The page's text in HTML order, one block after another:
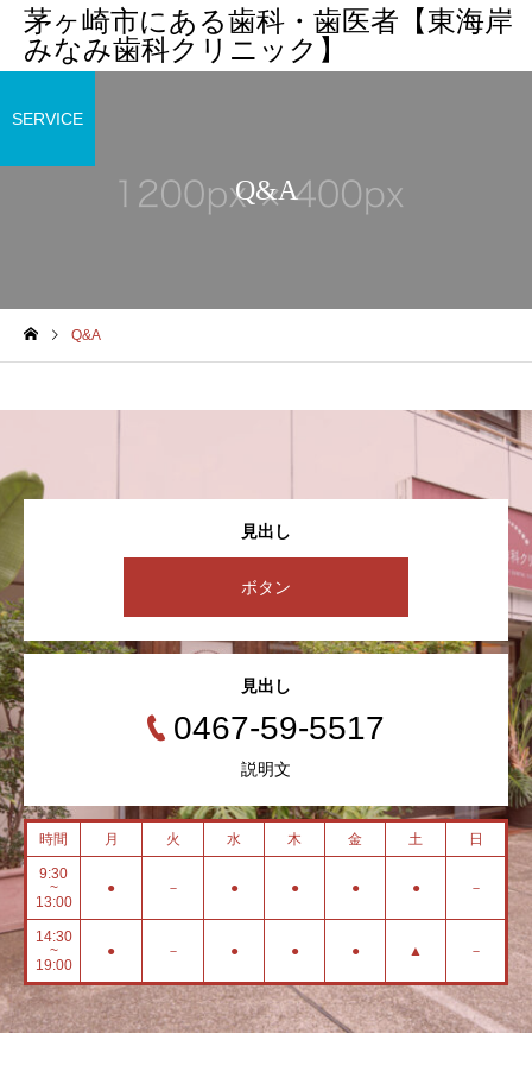
茅ヶ崎市にある歯科・歯医者【東海岸
みなみ歯科クリニック】
Q&A
SERVICE
Q&A
見出し
ボタン
見出し
0467-59-5517
説明文
時間 月 火 水 木 金 土 日
9:30
~
13:00
● － ● ● ● ● －
14:30
~
19:00
● － ● ● ● ▲ －